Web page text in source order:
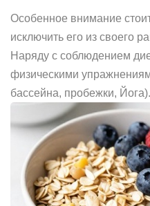
Особенное внимание
исключить его из своего
Наряду с соблюдением
физическими
бассейна, пробежки, Йога).